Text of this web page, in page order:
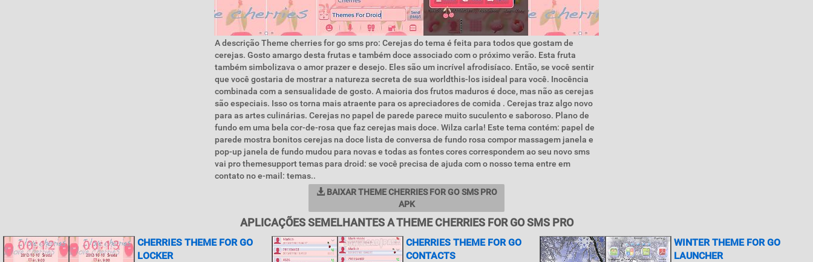
A descrição Theme cherries for go sms pro: Cerejas do tema é feita para todos que gostam de
cerejas. Gosto amargo desta frutas e também doce associado com o próximo verão. Esta fruta
também simbolizava o amor prazer e desejo. Eles são um incrível afrodisíaco. Então, se você sentir
que você gostaria de mostrar a natureza secreta de sua worldthis-los isideal para você. Inocência
combinada com a sensualidade de gosto. A maioria dos frutos maduros é doce, mas não as cerejas
são especiais. Isso os torna mais atraente para os apreciadores de comida . Cerejas traz algo novo
para as artes culinárias. Cerejas no papel de parede parece muito suculento e saboroso. Plano de
fundo em uma bela cor-de-rosa que faz cerejas mais doce. Wilza carla! Este tema contém: papel de
parede mostra bonitos cerejas na doce lista de conversa de fundo rosa compor massagem janela e
pop-up janela de fundo mudou para novas e todas as fontes cores correspondem ao seu novo sms
vai pro themesupport temas para droid: se você precisa de ajuda com o nosso tema entre em
contato no e-mail: temas..
BAIXAR THEME CHERRIES FOR GO SMS PRO
APK
APLICAÇÕES SEMELHANTES A THEME CHERRIES FOR GO SMS PRO
CHERRIES THEME FOR GO
LOCKER
CHERRIES THEME FOR GO
CONTACTS
WINTER THEME FOR GO
LAUNCHER